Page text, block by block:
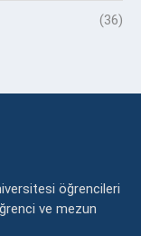
(36)
öğrencileri
ve mezun